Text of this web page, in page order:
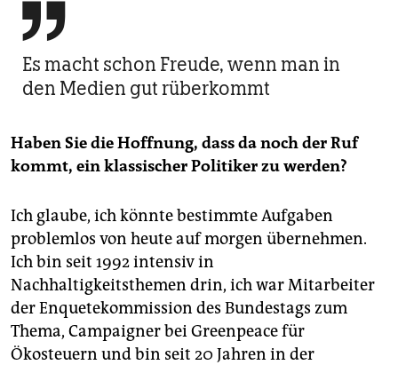

Es macht schon Freude, wenn man in
den Medien gut rüberkommt
Haben Sie die Hoffnung, dass da noch der Ruf
kommt, ein klassischer Politiker zu werden?
Ich glaube, ich könnte bestimmte Aufgaben
problemlos von heute auf morgen übernehmen.
Ich bin seit 1992 intensiv in
Nachhaltigkeitsthemen drin, ich war Mitarbeiter
der Enquetekommission des Bundestags zum
Thema, Campaigner bei Greenpeace für
Ökosteuern und bin seit 20 Jahren in der